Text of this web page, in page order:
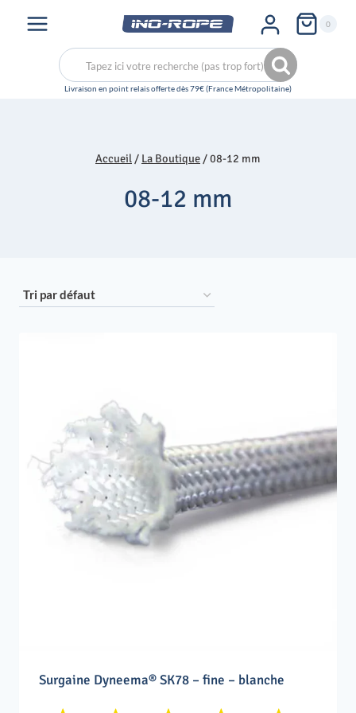
0
Recherche
pour :
Recherche
Accueil / La Boutique /08-12 mm
08-12 mm
Surgaine Dyneema® SK78 – fine – blanche